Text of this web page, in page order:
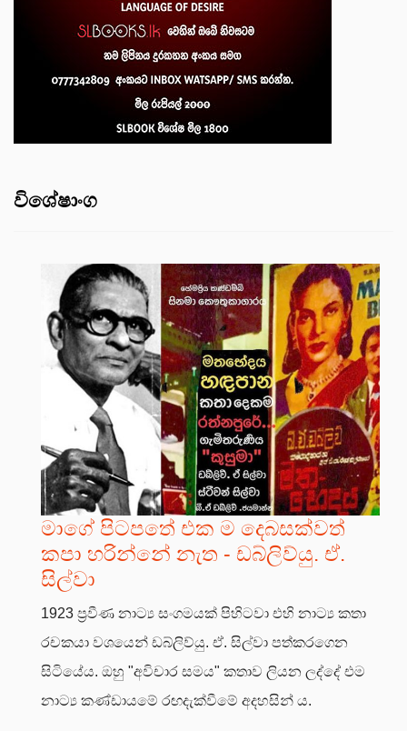
විශේෂාංග
මාගේ පිටපතේ එක ම දෙබසක්වත්
කපා හරින්නේ නැත - ඩබ්ලිව්යු. ඒ.
සිල්වා
1923 ප්‍රවීණ නාට්‍ය සංගමයක් පිහිටවා එහි නාට්‍ය කතා
රචකයා වශයෙන් ඩබ්ලිව්යු. ඒ. සිල්වා පත්කරගෙන
සිටියේය. ඔහු "අවිචාර සමය" කතාව ලියන ලද්දේ එම
නාට්‍ය කණ්ඩායමේ රඟදැක්වීමේ අදහසින් ය.